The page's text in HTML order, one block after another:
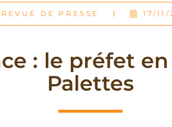
REVUE DE PRESSE 17/11/
: le préfet
Palettes